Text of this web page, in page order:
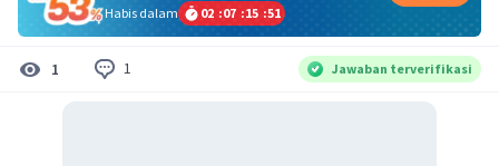
Habis dalam
02 :07 :15 :50
1 1 Jawaban terverifikasi